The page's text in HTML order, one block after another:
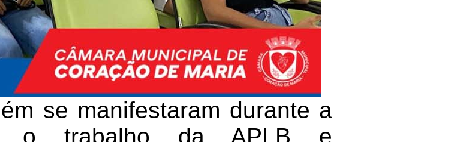
se manifestaram durante a
o trabalho da APLB e